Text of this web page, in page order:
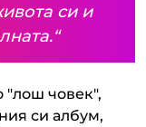
си и
"лош човек",
си албум,